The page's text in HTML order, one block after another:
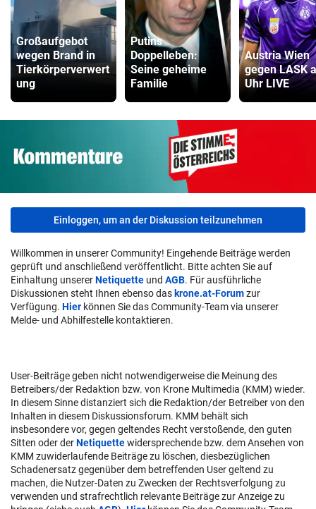
Großaufgebot
wegen Brand in
Tierkörperverwert
ung
Putins
Doppelleben:
Seine geheime
Familie
Austria Wien
gegen LASK
Uhr LIVE
Einloggen, um an der Diskussion teilzunehmen
Willkommen in unserer Community! Eingehende Beiträge werden
geprüft und anschließend veröffentlicht. Bitte achten Sie auf
Einhaltung unsererNetiquette und AGB. Für ausführliche
Diskussionen steht Ihnen ebenso das krone.at-Forumzur
Verfügung. Hier können Sie das Community-Team via unserer
Melde- und Abhilfestelle kontaktieren.
User-Beiträge geben nicht notwendigerweise die Meinung des
Betreibers/der Redaktion bzw. von Krone Multimedia (KMM) wieder.
In diesem Sinne distanziert sich die Redaktion/der Betreiber von den
Inhalten in diesem Diskussionsforum. KMM behält sich
insbesondere vor, gegen geltendes Recht verstoßende, den guten
Sitten oder derNetiquettewidersprechende bzw. dem Ansehen von
KMM zuwiderlaufende Beiträge zu löschen, diesbezüglichen
Schadenersatz gegenüber dem betreffenden User geltend zu
machen, die Nutzer-Daten zu Zwecken der Rechtsverfolgung zu
verwenden und strafrechtlich relevante Beiträge zur Anzeige zu